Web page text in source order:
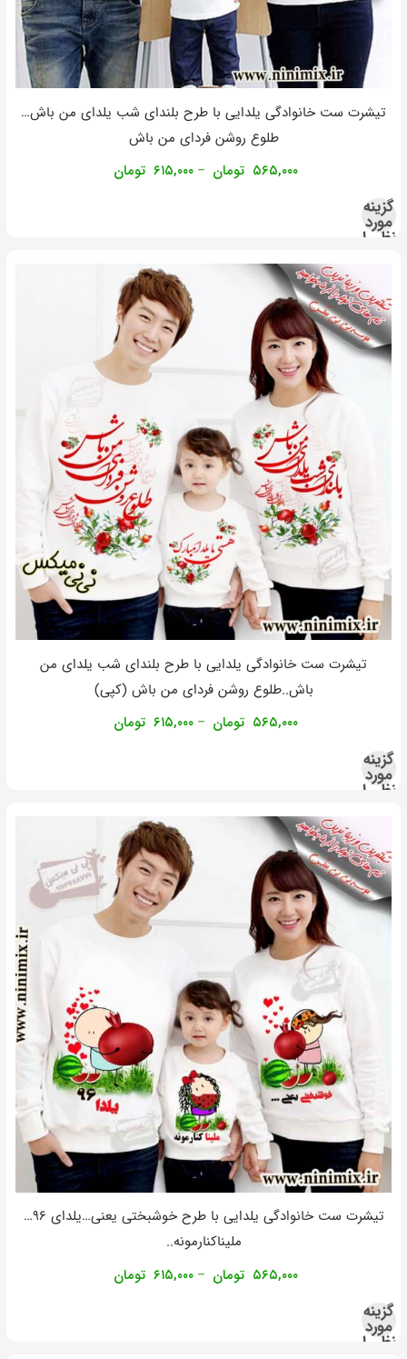
تیشرت ست خانوادگی یلدایی با طرح بلندای شب یلدای من باش…
طلوع روشن فردای من باش
۵۶۵,۰۰۰ تومان – ۶۱۵,۰۰۰ تومان
گزینه
مورد
نظر را
تیشرت ست خانوادگی یلدایی با طرح بلندای شب یلدای من
باش..طلوع روشن فردای من باش (کپی)
۵۶۵,۰۰۰ تومان – ۶۱۵,۰۰۰ تومان
گزینه
مورد
نظر را
تیشرت ست خانوادگی یلدایی با طرح خوشبختی یعنی…یلدای ۹۶…
ملیناکنارمونه..
۵۶۵,۰۰۰ تومان – ۶۱۵,۰۰۰ تومان
گزینه
مورد
نظر را